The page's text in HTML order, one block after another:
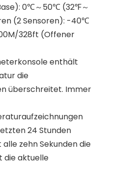
0℃～50℃ (32℉～
(2 Sensoren): -40℃
328ft (Offener
enthält
die
überschreitet. Immer
24 Stunden
zehn Sekunden die
die aktuelle